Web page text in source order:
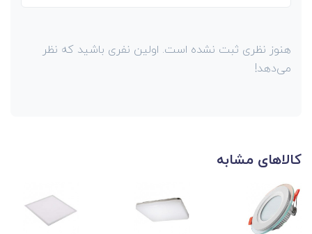
هنوز نظری ثبت نشده است. اولین نفری باشید که نظر
می‌دهد!
کالاهای مشابه